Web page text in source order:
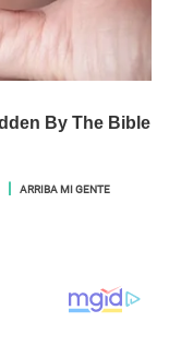
ARRIBA MI GENTE